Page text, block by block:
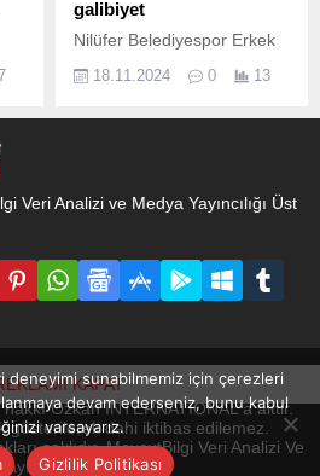
galibiyet
Nilüfer Belediyespor Erkek
Hentbol Takımı, milli ara
sonrası ilk maçında
18.11.2024 0 13
Veri Analizi ve Medya Yayıncılığı Üst
sitesinde yayınlanan yazı, haber ve
Ozkan INTERNATIONAL'a aittir.
gösterilerek dahi iktibas edilemez.
saklıdır. MevcutBilgi Veri Analizi Ve
Üst Şirketi
KAPAT
deneyimi sunabilmemiz için çerezleri
devam ederseniz, bunu kabul
varsayarız.
Gizlilik Politikası